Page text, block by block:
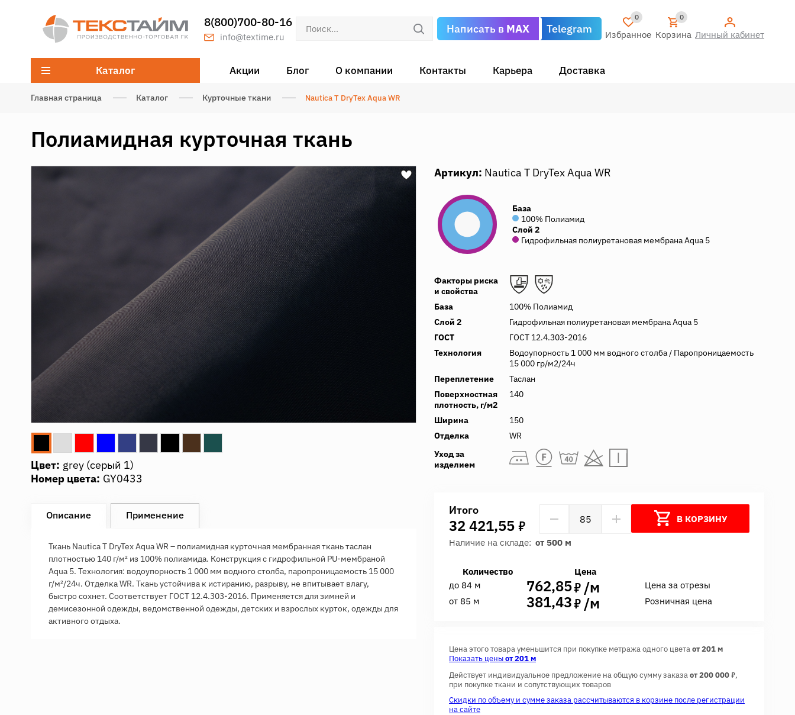
8(800)700-80-16
info@textime.ru
Написать в MAX Telegram
0
Избранное
0
Корзина Личный кабинет
Каталог Акции Блог О компании Контакты Карьера Доставка
Главная страница Каталог Курточные ткани Nautica T DryTex Aqua WR
Полиамидная курточная ткань
Цвет: grеy (серый 1)
Номер цвета: GY0433
Описание Применение
Ткань Nautica T DryTex Aqua WR – полиамидная курточная мембранная ткань таслан
плотностью 140 г/м² из 100% полиамида. Конструкция с гидрофильной PU-мембраной
Aqua 5. Технология: водоупорность 1 000 мм водного столба, паропроницаемость 15 000
г/м²/24ч. Отделка WR. Ткань устойчива к истиранию, разрыву, не впитывает влагу,
быстро сохнет. Соответствует ГОСТ 12.4.303-2016. Применяется для зимней и
демисезонной одежды, ведомственной одежды, детских и взрослых курток, одежды для
активного отдыха.
Артикул: Nautica T DryTex Aqua WR
База
100% Полиамид
Слой 2
Гидрофильная полиуретановая мембрана Aqua 5
Факторы риска
и свойства
База
100% Полиамид
Слой 2
Гидрофильная полиуретановая мембрана Aqua 5
ГОСТ
ГОСТ 12.4.303-2016
Технология
Водоупорность 1 000 мм водного столба / Паропроницаемость
15 000 гр/м2/24ч
Переплетение
Таслан
Поверхностная
плотность, г/м2
140
Ширина
150
Отделка
WR
Уход за
изделием
Итого
32 421,55 7
Наличие на складе: от 500 м
В КОРЗИНУ
Количество
Цена
до 84 м
762,857 /м
Цена за отрезы
от 85 м
381,437 /м Розничная цена
Цена этого товара уменьшится при покупке метража одного цветаот 201 м
Показать ценыот 201 м
Действует индивидуальное предложение на общую сумму заказаот 200 0007,
при покупке ткани и сопутствующих товаров
Скидки по объему и сумме заказа рассчитываются в корзине после регистрации
на сайте